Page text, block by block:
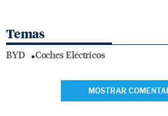
Temas
BYD Coches Eléctricos
MOSTRAR